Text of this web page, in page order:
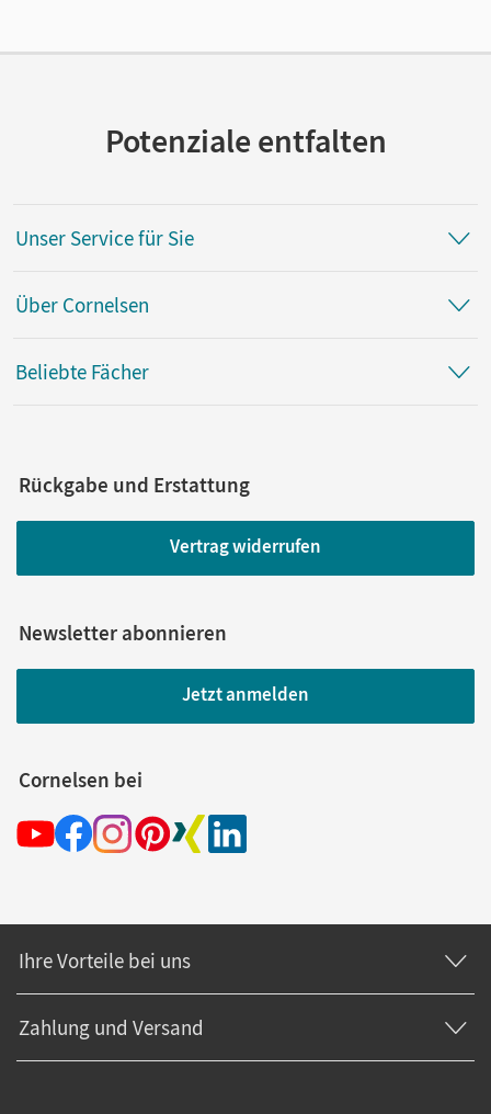
Potenziale entfalten
Unser Service für Sie
Über Cornelsen
Beliebte Fächer
Rückgabe und Erstattung
Vertrag widerrufen
Newsletter abonnieren
Jetzt anmelden
Cornelsen bei
Ihre Vorteile bei uns
Zahlung und Versand